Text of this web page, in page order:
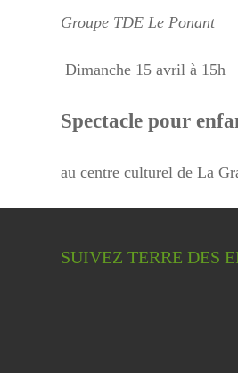
Groupe TDE Le Ponant
Dimanche 15 avril à 15h
Spectacle pour
au centre culturel de La
SUIVEZ TERRE DES